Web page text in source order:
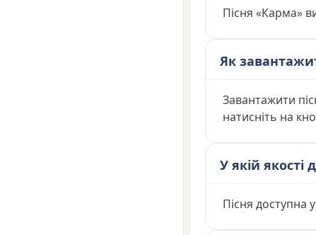
Пісня «Карма»
Як
Завантажити
натисніть на
У якій якості
Пісня доступна